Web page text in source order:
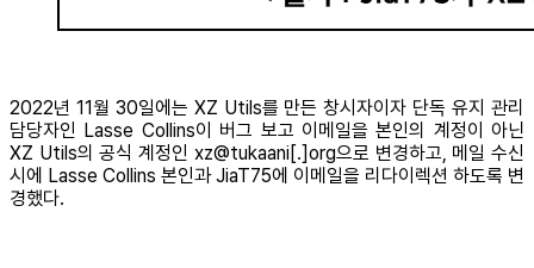
2022년 11월 30일에는 XZ Utils를 만든 창시자이자 단독 유지 관리
담당자인 Lasse Collins이 버그 보고 이메일을 본인의 계정이 아닌
XZ Utils의 공식 계정인 xz@tukaani[.]org으로 변경하고, 메일 수신
시에 Lasse Collins 본인과 JiaT75에 이메일을 리다이렉션 하도록 변
경했다.